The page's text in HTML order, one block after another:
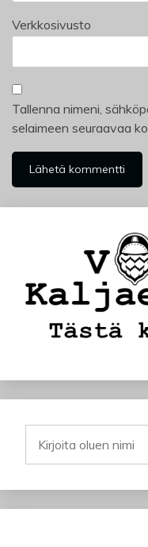
Verkkosivusto
Tallenna nimeni,
selaimeen seuraavaa